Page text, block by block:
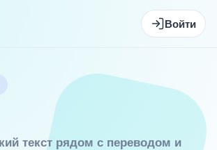
Войти
текст рядом с переводом и